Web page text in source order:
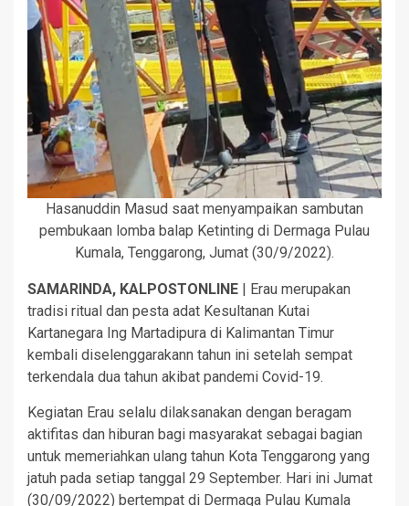
Hasanuddin Masud saat menyampaikan sambutan
pembukaan lomba balap Ketinting di Dermaga Pulau
Kumala, Tenggarong, Jumat (30/9/2022).
SAMARINDA, KALPOSTONLINE | Erau merupakan
tradisi ritual dan pesta adat Kesultanan Kutai
Kartanegara Ing Martadipura di Kalimantan Timur
kembali diselenggarakann tahun ini setelah sempat
terkendala dua tahun akibat pandemi Covid-19.
Kegiatan Erau selalu dilaksanakan dengan beragam
aktifitas dan hiburan bagi masyarakat sebagai bagian
untuk memeriahkan ulang tahun Kota Tenggarong yang
jatuh pada setiap tanggal 29 September. Hari ini Jumat
(30/09/2022) bertempat di Dermaga Pulau Kumala